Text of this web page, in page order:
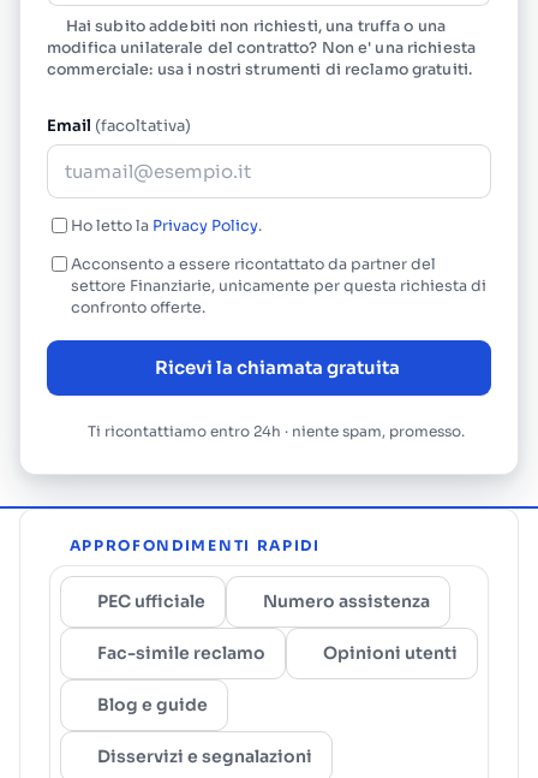
Hai subito addebiti non richiesti, una truffa o una
modifica unilaterale del contratto? Non e' una richiesta
commerciale: usa i nostristrumenti di reclamo gratuiti.
Email (facoltativa)
Ho letto la Privacy Policy.
Acconsento a essere ricontattato da partner del
settore Finanziarie, unicamente per questa richiesta di
confronto offerte.
Ricevi la chiamata gratuita
Ti ricontattiamo entro 24h · niente spam, promesso.
APPROFONDIMENTI RAPIDI
PEC ufficiale Numero assistenza
Fac-simile reclamo Opinioni utenti
Blog e guide
Disservizi e segnalazioni